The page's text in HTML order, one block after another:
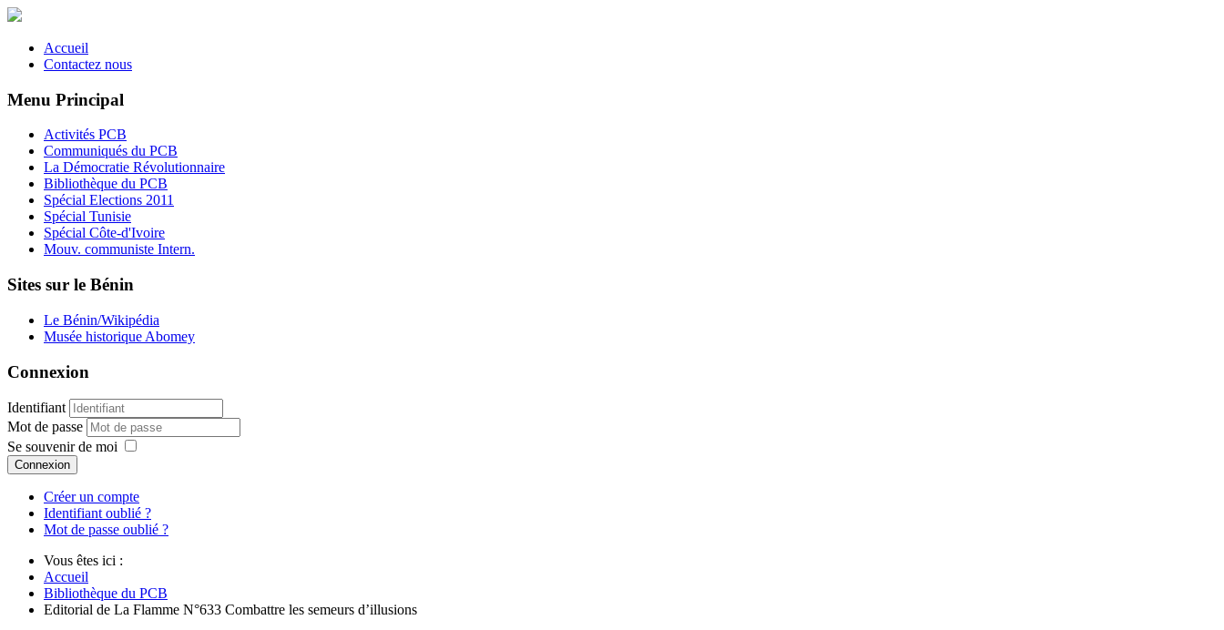
Accueil
Contactez nous
Menu Principal
Activités PCB
Communiqués du PCB
La Démocratie Révolutionnaire
Bibliothèque du PCB
Spécial Elections 2011
Spécial Tunisie
Spécial Côte-d'Ivoire
Mouv. communiste Intern.
Sites sur le Bénin
Le Bénin/Wikipédia
Musée historique Abomey
Connexion
Identifiant
Mot de passe
Se souvenir de moi
Connexion
Créer un compte
Identifiant oublié ?
Mot de passe oublié ?
Vous êtes ici :
Accueil
Bibliothèque du PCB
Editorial de La Flamme N°633 Combattre les semeurs d’illusions